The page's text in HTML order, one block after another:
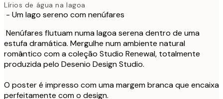
Lírios de água na lagoa
- Um lago sereno com nenúfares
Nenúfares flutuam numa lagoa serena dentro de uma
estufa dramática. Mergulhe num ambiente natural
romântico com a coleção Studio Renewal, totalmente
produzida pelo Desenio Design Studio.
O poster é impresso com uma margem branca que encaixa
perfeitamente com o design.